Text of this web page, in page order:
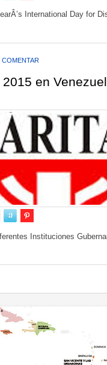
International Day for
COMENTAR
en
Instituciones